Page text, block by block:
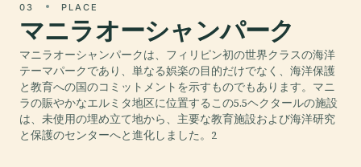
03 PLACE
マニラオーシャンパーク
マニラオーシャンパークは、フィリピン初の世界クラスの海洋
テーマパークであり、単なる娯楽の目的だけでなく、海洋保護
と教育への国のコミットメントを示すものでもあります。マニ
ラの賑やかなエルミタ地区に位置するこの5.5ヘクタールの施設
は、未使用の埋め立て地から、主要な教育施設および海洋研究
と保護のセンターへと進化しました。2